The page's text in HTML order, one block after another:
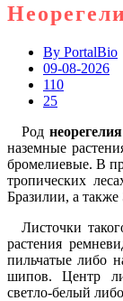
By PortalBio
09-08-2026
110
25
Роднеорегелия
наземные
бромелиевые. В
тропических
Бразилии, а
Листочки
растения
пильчатые либо
шипов. Центр
светло-белый